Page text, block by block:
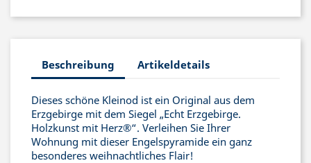
Beschreibung Artikeldetails
Dieses schöne Kleinod ist ein Original aus dem
Erzgebirge mit dem Siegel „Echt Erzgebirge.
Holzkunst mit Herz®“. Verleihen Sie Ihrer
Wohnung mit dieser Engelspyramide ein ganz
besonderes weihnachtliches Flair!